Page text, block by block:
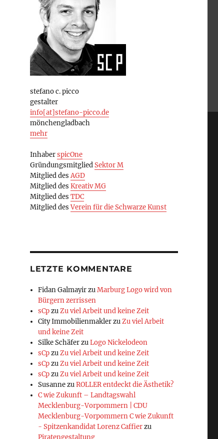
stefano c. picco
gestalter
info[at]stefano-picco.de
mönchengladbach
mehr
InhaberspicOne
GründungsmitgliedSektor M
Mitglied desAGD
Mitglied des Kreativ MG
Mitglied des TDC
Mitglied desVerein für die Schwarze Kunst
LETZTE KOMMENTARE
Fidan GalmayirzuMarburg Logo wird von
Bürgern zerrissen
sCpzuZu viel Arbeit und keine Zeit
City ImmobilienmaklerzuZu viel Arbeit
und keine Zeit
Silke SchäferzuLogo Nickelodeon
sCpzuZu viel Arbeit und keine Zeit
sCpzuZu viel Arbeit und keine Zeit
sCpzuZu viel Arbeit und keine Zeit
SusannezuROLLER entdeckt die Ästhetik?
C wie Zukunft – Landtagswahl
Mecklenburg-Vorpommern | CDU
Mecklenburg-Vorpommern C wie Zukunft
- Spitzenkandidat Lorenz Caffierzu